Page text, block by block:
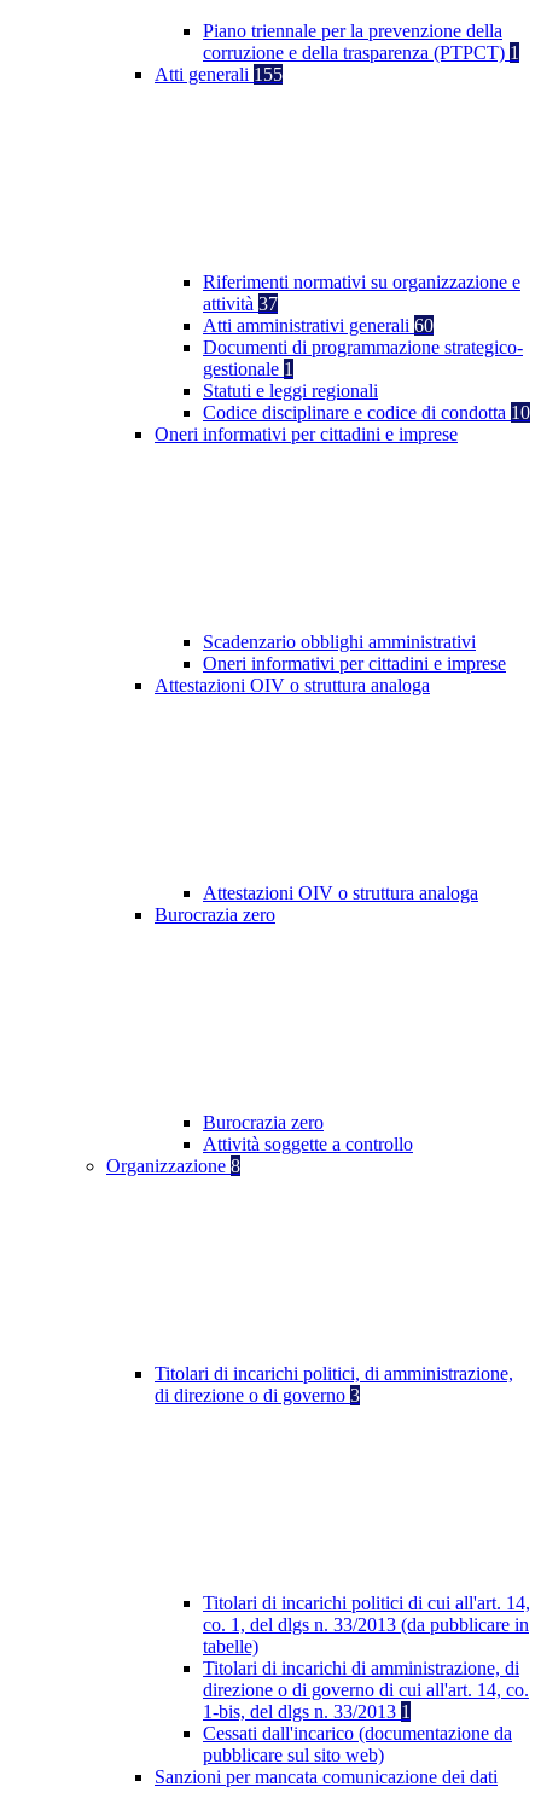
Piano triennale per la prevenzione della
corruzione e della trasparenza (PTPCT) 1
Atti generali 155
Riferimenti normativi su organizzazione e
attività 37
Atti amministrativi generali 60
Documenti di programmazione strategico-
gestionale 1
Statuti e leggi regionali
Codice disciplinare e codice di condotta 10
Oneri informativi per cittadini e imprese
Scadenzario obblighi amministrativi
Oneri informativi per cittadini e imprese
Attestazioni OIV o struttura analoga
Attestazioni OIV o struttura analoga
Burocrazia zero
Burocrazia zero
Attività soggette a controllo
Organizzazione 8
Titolari di incarichi politici, di amministrazione,
di direzione o di governo 3
Titolari di incarichi politici di cui all'art. 14,
co. 1, del dlgs n. 33/2013 (da pubblicare in
tabelle)
Titolari di incarichi di amministrazione, di
direzione o di governo di cui all'art. 14, co.
1-bis, del dlgs n. 33/2013 1
Cessati dall'incarico (documentazione da
pubblicare sul sito web)
Sanzioni per mancata comunicazione dei dati